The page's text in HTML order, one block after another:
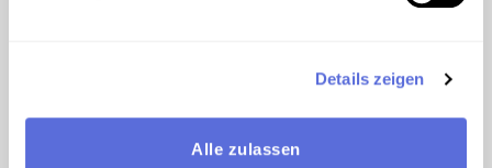
Details zeigen
Alle zulassen